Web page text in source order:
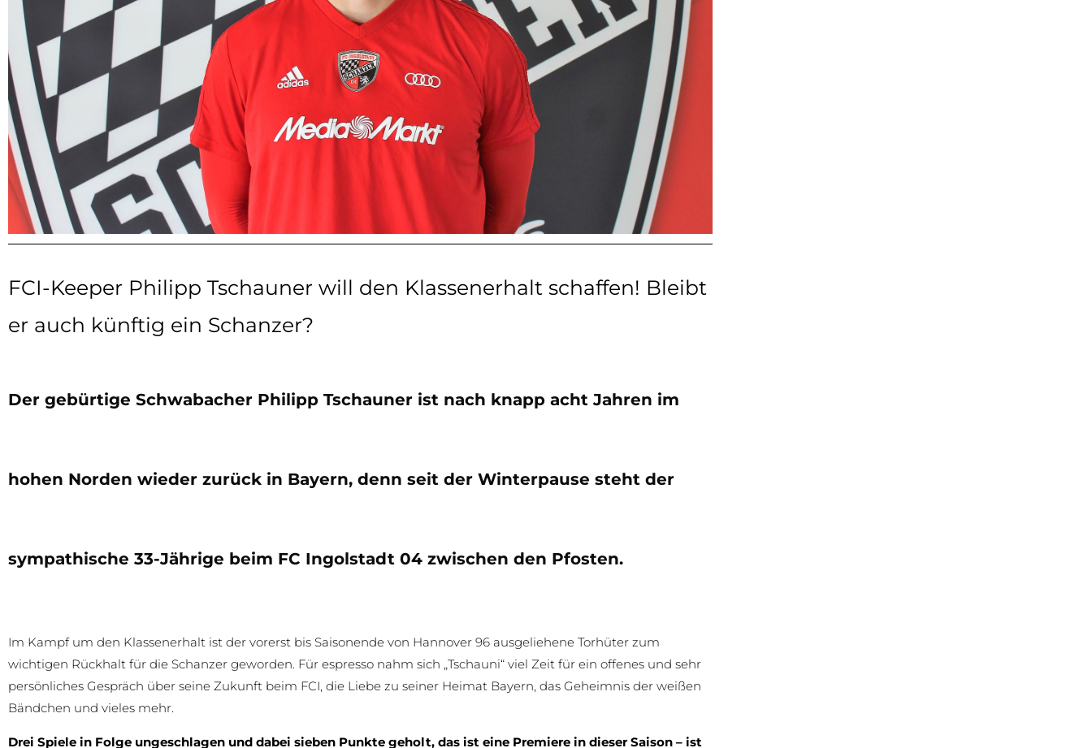
FCI-Keeper Philipp Tschauner will den Klassenerhalt schaffen! Bleibt
er auch künftig ein Schanzer?
Der gebürtige Schwabacher Philipp Tschauner ist nach knapp acht Jahren im
hohen Norden wieder zurück in Bayern, denn seit der Winterpause steht der
sympathische 33-Jährige beim FC Ingolstadt 04 zwischen den Pfosten.
Im Kampf um den Klassenerhalt ist der vorerst bis Saisonende von Hannover 96 ausgeliehene Torhüter zum
wichtigen Rückhalt für die Schanzer geworden. Für espresso nahm sich „Tschauni“ viel Zeit für ein offenes und sehr
persönliches Gespräch über seine Zukunft beim FCI, die Liebe zu seiner Heimat Bayern, das Geheimnis der weißen
Bändchen und vieles mehr.
Drei Spiele in Folge ungeschlagen und dabei sieben Punkte geholt, das ist eine Premiere in dieser Saison – ist